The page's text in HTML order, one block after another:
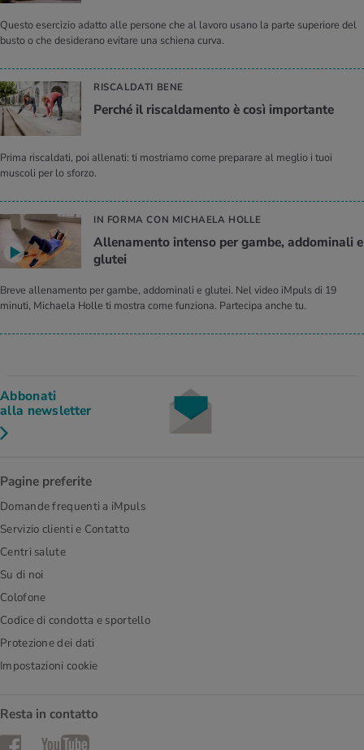
Questo esercizio adatto alle persone che al lavoro usano la parte superiore del
busto o che desiderano evitare una schiena curva.
RISCALDATI BENE
Perché il riscaldamento è così importante
Prima riscaldati, poi allenati: ti mostriamo come preparare al meglio i tuoi
muscoli per lo sforzo.
IN FORMA CON MICHAELA HOLLE
Allenamento intenso per gambe, addominali e
glutei
Breve allenamento per gambe, addominali e glutei. Nel video iMpuls di 19
minuti, Michaela Holle ti mostra come funziona. Partecipa anche tu.
Abbonati
alla newsletter
Pagine preferite
Domande frequenti a iMpuls
Servizio clienti e Contatto
Centri salute
Su di noi
Colofone
Codice di condotta e sportello
Protezione dei dati
Impostazioni cookie
Resta in contatto
FacebookYouTube